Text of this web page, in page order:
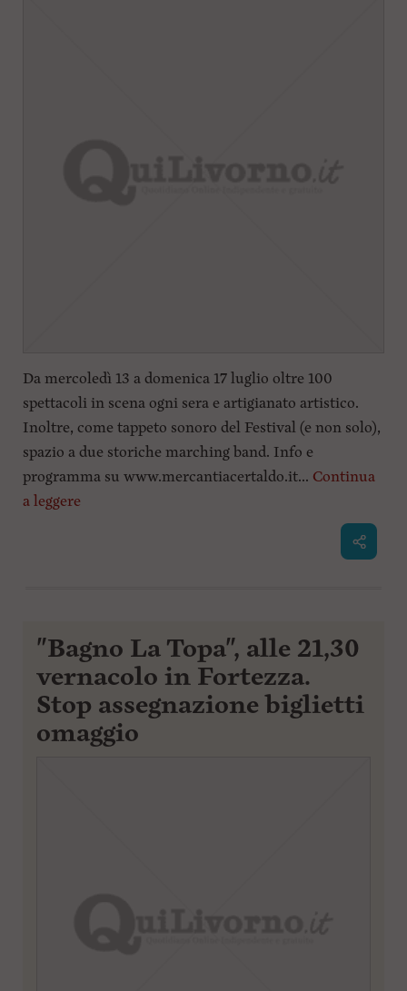
Da mercoledì 13 a domenica 17 luglio oltre 100
spettacoli in scena ogni sera e artigianato artistico.
Inoltre, come tappeto sonoro del Festival (e non solo),
spazio a due storiche marching band. Info e
programma su www.mercantiacertaldo.it... Continua
a leggere
"Bagno La Topa", alle 21,30
vernacolo in Fortezza.
Stop assegnazione biglietti
omaggio